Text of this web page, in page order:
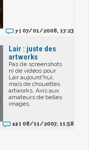
7 |07/01/2008, 17:23
Lair : juste des
artworks
Pas de screenshots
ni de vidéos pour
Lair aujourd'hui,
mais de chouettes
artworks. Avis aux
amateurs de belles
images.
12 | 08/11/2007, 11:58